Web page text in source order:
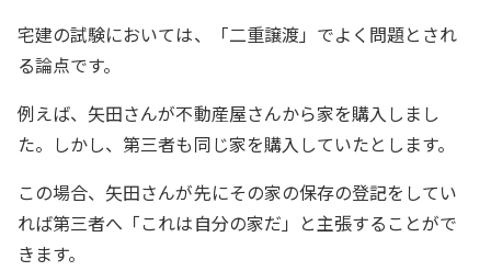
宅建の試験においては、「二重譲渡」でよく問題とされ
る論点です。
例えば、矢田さんが不動産屋さんから家を購入しまし
た。しかし、第三者も同じ家を購入していたとします。
この場合、矢田さんが先にその家の保存の登記をしてい
れば第三者へ「これは自分の家だ」と主張することがで
きます。